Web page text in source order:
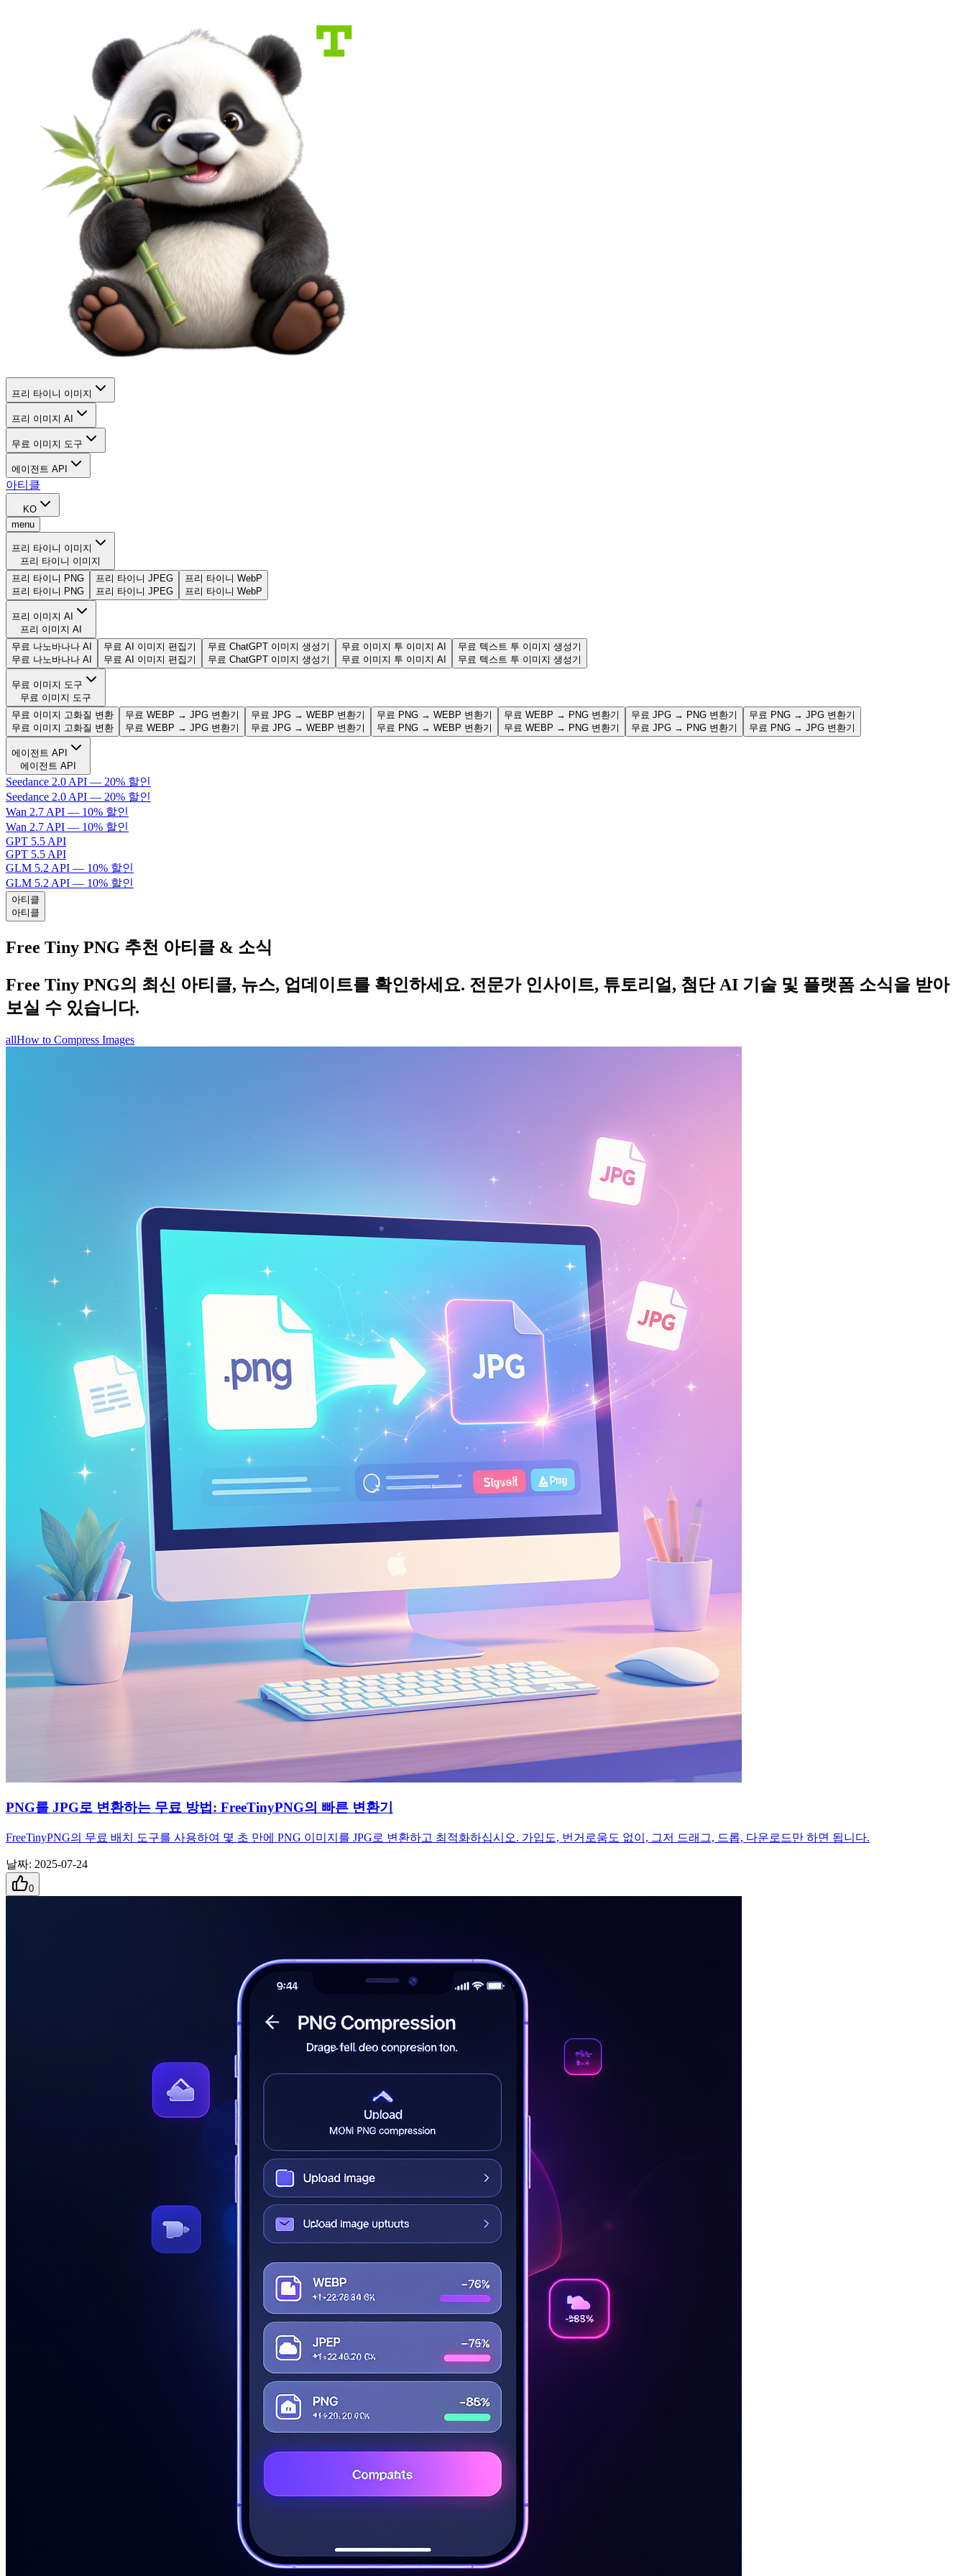
프리 타이니 이미지
프리 이미지 AI
무료 이미지 도구
에이전트 API
아티클
KO
menu
프리 타이니 이미지
프리 타이니 이미지
프리 타이니 PNG
프리 타이니 PNG
프리 타이니 JPEG
프리 타이니 JPEG
프리 타이니 WebP
프리 타이니 WebP
프리 이미지 AI
프리 이미지 AI
무료 나노바나나 AI
무료 나노바나나 AI
무료 AI 이미지 편집기
무료 AI 이미지 편집기
무료 ChatGPT 이미지 생성기
무료 ChatGPT 이미지 생성기
무료 이미지 투 이미지 AI
무료 이미지 투 이미지 AI
무료 텍스트 투 이미지 생성기
무료 텍스트 투 이미지 생성기
무료 이미지 도구
무료 이미지 도구
무료 이미지 고화질 변환
무료 이미지 고화질 변환
무료 WEBP → JPG 변환기
무료 WEBP → JPG 변환기
무료 JPG → WEBP 변환기
무료 JPG → WEBP 변환기
무료 PNG → WEBP 변환기
무료 PNG → WEBP 변환기
무료 WEBP → PNG 변환기
무료 WEBP → PNG 변환기
무료 JPG → PNG 변환기
무료 JPG → PNG 변환기
무료 PNG → JPG 변환기
무료 PNG → JPG 변환기
에이전트 API
에이전트 API
Seedance 2.0 API — 20% 할인
Seedance 2.0 API — 20% 할인
Wan 2.7 API — 10% 할인
Wan 2.7 API — 10% 할인
GPT 5.5 API
GPT 5.5 API
GLM 5.2 API — 10% 할인
GLM 5.2 API — 10% 할인
아티클
아티클
Free Tiny PNG 추천 아티클 & 소식
Free Tiny PNG의 최신 아티클, 뉴스, 업데이트를 확인하세요. 전문가 인사이트, 튜토리얼, 첨단 AI 기술 및 플랫폼 소식을 받아
보실 수 있습니다.
allHow to Compress Images
PNG를 JPG로 변환하는 무료 방법: FreeTinyPNG의 빠른 변환기
FreeTinyPNG의 무료 배치 도구를 사용하여 몇 초 만에 PNG 이미지를 JPG로 변환하고 최적화하십시오. 가입도, 번거로움도 없이, 그저 드래그, 드롭, 다운로드만 하면 됩니다.
날짜: 2025-07-24
0